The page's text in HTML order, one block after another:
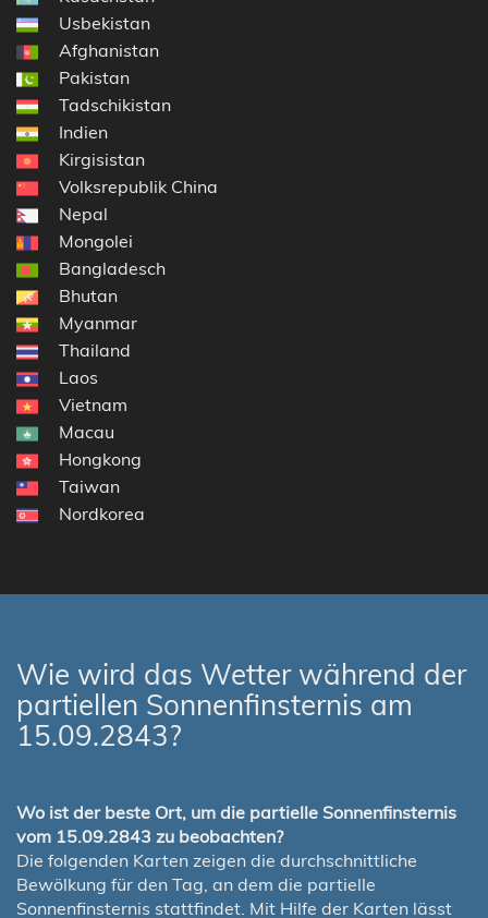
Usbekistan
Afghanistan
Pakistan
Tadschikistan
Indien
Kirgisistan
Volksrepublik China
Nepal
Mongolei
Bangladesch
Bhutan
Myanmar
Thailand
Laos
Vietnam
Macau
Hongkong
Taiwan
Nordkorea
Wie wird das Wetter während der
partiellen Sonnenfinsternis am
15.09.2843?
Wo ist der beste Ort, um die partielle Sonnenfinsternis
vom 15.09.2843 zu beobachten?
Die folgenden Karten zeigen die durchschnittliche
Bewölkung für den Tag, an dem die partielle
Sonnenfinsternis stattfindet. Mit Hilfe der Karten lässt